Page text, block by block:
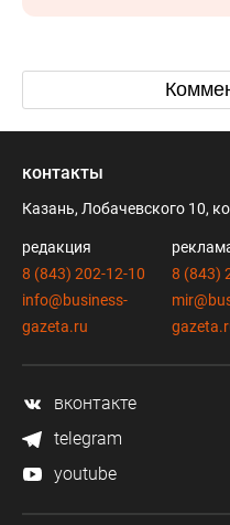
контакты
Казань, Лобачевского 10,
редакция
8 (843) 202-12-10
info@business-
gazeta.ru
8 (843)
вконтакте
telegram
youtube